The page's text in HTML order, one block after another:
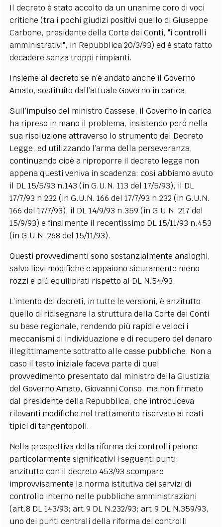
Il decreto è stato accolto da un unanime coro di voci
critiche (tra i pochi giudizi positivi quello di Giuseppe
Carbone, presidente della Corte dei Conti, "i controlli
amministrativi", in Repubblica 20/3/93) ed è stato fatto
decadere senza troppi rimpianti.
Insieme al decreto se n’è andato anche il Governo
Amato, sostituito dall’attuale Governo in carica.
Sull’impulso del ministro Cassese, il Governo in carica
ha ripreso in mano il problema, insistendo però nella
sua risoluzione attraverso lo strumento del Decreto
Legge, ed utilizzando l’arma della perseveranza,
continuando cioè a riproporre il decreto legge non
appena questi veniva in scadenza: così abbiamo avuto
il DL 15/5/93 n.143 (in G.U.N. 113 del 17/5/93), il DL
17/7/93 n.232 (in G.U.N. 166 del 17/7/93 n.232 (in G.U.N.
166 del 17/7/93), il DL 14/9/93 n.359 (in G.U.N. 217 del
15/9/93) e finalmente il recentissimo DL 15/11/93 n.453
(in G.U.N. 268 del 15/11/93).
Questi provvedimenti sono sostanzialmente analoghi,
salvo lievi modifiche e appaiono sicuramente meno
rozzi e più equilibrati rispetto al DL N.54/93.
L’intento dei decreti, in tutte le versioni, è anzitutto
quello di ridisegnare la struttura della Corte dei Conti
su base regionale, rendendo più rapidi e veloci i
meccanismi di individuazione e di recupero del denaro
illegittimamente sottratto alle casse pubbliche. Non a
caso il testo iniziale faceva parte di quel
provvedimento presentato dal ministro della Giustizia
del Governo Amato, Giovanni Conso, ma non firmato
dal presidente della Repubblica, che introduceva
rilevanti modifiche nel trattamento riservato ai reati
tipici di tangentopoli.
Nella prospettiva della riforma dei controlli paiono
particolarmente significativi i seguenti punti:
anzitutto con il decreto 453/93 scompare
improvvisamente la norma istitutiva dei servizi di
controllo interno nelle pubbliche amministrazioni
(art.8 DL 143/93; art.9 DL N.232/93; art.9 DL N.359/93,
uno dei punti centrali della riforma dei controlli